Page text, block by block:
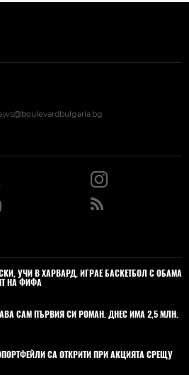
УЧИ В ХАРВАРД, ИГРАЕ БАСКЕТБОЛ С ОБАМА
НА ФИФА
САМ ПЪРВИЯ СИ РОМАН. ДНЕС ИМА 2,5 МЛН.
СА ОТКРИТИ ПРИ АКЦИЯТА СРЕЩУ